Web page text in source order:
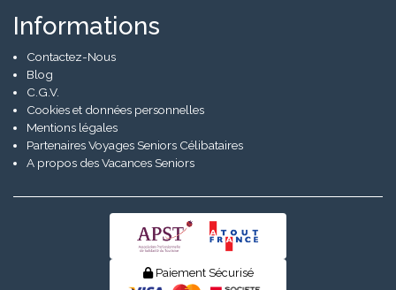
Informations
Contactez-Nous
Blog
C.G.V.
Cookies et données personnelles
Mentions légales
Partenaires Voyages Seniors Célibataires
A propos des Vacances Seniors
Paiement Sécurisé